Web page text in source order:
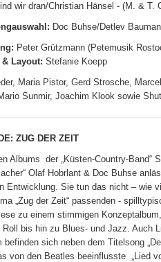
wir dran/Christian Hänsel - (M. & T.
Doc Buhse/Detlev
Peter Grützmann (Petemusik
Layout: Stefanie Koepp
Maria Pistor, Gerd Strosche,
Sunmir, Joachim Klook sowie
ZUG DER ZEIT
Albums der „Küsten-Country-Band“
Olaf Hobrlant & Doc Buhse
Entwicklung. Sie tun das nicht – wie
„Zug der Zeit“ passenden -
zu einem stimmigen
Roll bis hin zu Blues- und Jazz. Auch
befinden sich neben dem Titelsong
von den Beatles beeinflusste „Lied